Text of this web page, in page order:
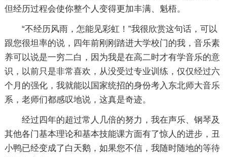
但经历过程会使你整个人变得更加丰满、魁梧。
“不经历风雨，怎能见彩虹！”我很欣赏这句话，可以
跟您很坦率的说，四年前刚刚踏进大学校门的我，音乐素
养可以说是一穷二白，因为我是在高二时才有学音乐的意
识，以前只是非常喜欢，从没受过专业训练，仅仅经过六
个月的强化，我就能以国家统招的身份考入东北师大音乐
系，老师们都感叹地说，这真是奇迹。
经过四年的超过常人几倍的努力，我在声乐、钢琴及
其他各门基本理论和基本技能课方面有了惊人的进步，丑
小鸭已经变成了白天鹅，如果您不信，我随时随地的等待